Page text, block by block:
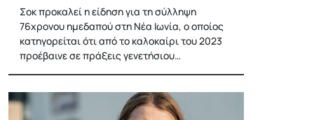
Σοκ προκαλεί η είδηση για τη σύλληψη
76χρονου ημεδαπού στη Νέα Ιωνία, ο οποίος
κατηγορείται ότι από το καλοκαίρι του 2023
προέβαινε σε πράξεις γενετήσιου…